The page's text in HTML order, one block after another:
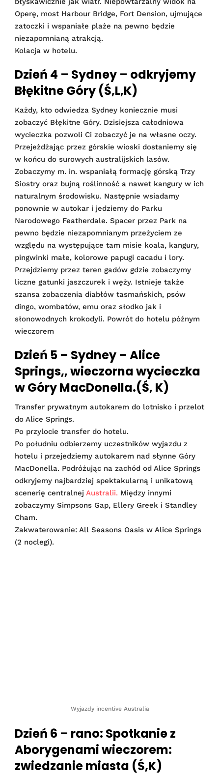
Operę, most Harbour Bridge, Fort Dension, ujmujące
zatoczki i wspaniałe plaże na pewno będzie
niezapomnianą atrakcją.
Kolacja w hotelu.
Dzień 4 – Sydney – odkryjemy
Błękitne Góry (Ś,L,K)
Każdy, kto odwiedza Sydney koniecznie musi
zobaczyć Błękitne Góry. Dzisiejsza całodniowa
wycieczka pozwoli Ci zobaczyć je na własne oczy.
Przejeżdżając przez górskie wioski dostaniemy się
w końcu do surowych australijskich lasów.
Zobaczymy m. in. wspaniałą formację górską Trzy
Siostry oraz bujną roślinność a nawet kangury w ich
naturalnym środowisku. Następnie wsiadamy
ponownie w autokar i jedziemy do Parku
Narodowego Featherdale. Spacer przez Park na
pewno będzie niezapomnianym przeżyciem ze
względu na występujące tam misie koala, kangury,
pingwinki małe, kolorowe papugi cacadu i lory.
Przejdziemy przez teren gadów gdzie zobaczymy
liczne gatunki jaszczurek i węży. Istnieje także
szansa zobaczenia diabłów tasmańskich, psów
dingo, wombatów, emu oraz słodko jak i
słonowodnych krokodyli. Powrót do hotelu późnym
wieczorem
Dzień 5 – Sydney – Alice
Springs,, wieczorna wycieczka
w Góry MacDonella.(Ś, K)
Transfer prywatnym autokarem do lotnisko i przelot
do Alice Springs.
Po przylocie transfer do hotelu.
Po południu odbierzemy uczestników wyjazdu z
hotelu i przejedziemy autokarem nad słynne Góry
MacDonella. Podróżując na zachód od Alice Springs
odkryjemy najbardziej spektakularną i unikatową
scenerię centralnej Australii. Między innymi
zobaczymy Simpsons Gap, Ellery Greek i Standley
Cham.
Zakwaterowanie: All Seasons Oasis w Alice Springs
(2 noclegi).
Wyjazdy incentive Australia
Dzień 6 – rano: Spotkanie z
Aborygenami wieczorem:
zwiedzanie miasta (Ś,K)